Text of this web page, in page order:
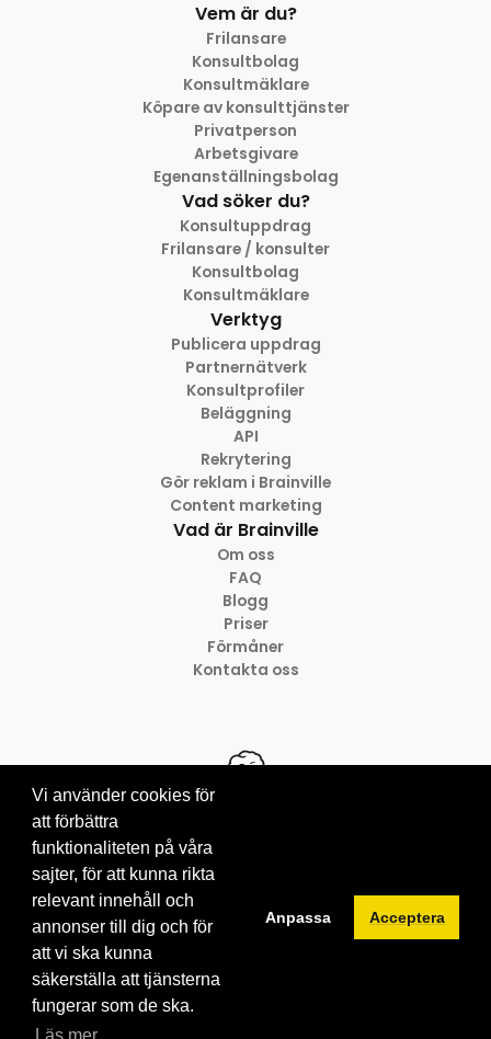
Vem är du?
Frilansare
Konsultbolag
Konsultmäklare
Köpare av konsulttjänster
Privatperson
Arbetsgivare
Egenanställningsbolag
Vad söker du?
Konsultuppdrag
Frilansare / konsulter
Konsultbolag
Konsultmäklare
Verktyg
Publicera uppdrag
Partnernätverk
Konsultprofiler
Beläggning
API
Rekrytering
Gör reklam i Brainville
Content marketing
Vad är Brainville
Om oss
FAQ
Blogg
Priser
Förmåner
Kontakta oss
© 2012-2026 Brainville AB
Villkor för tjänsten
Cookies
Vi använder cookies för
att förbättra
funktionaliteten på våra
sajter, för att kunna rikta
relevant innehåll och
annonser till dig och för
att vi ska kunna
säkerställa att tjänsterna
fungerar som de ska.
Läs mer
Anpassa Acceptera